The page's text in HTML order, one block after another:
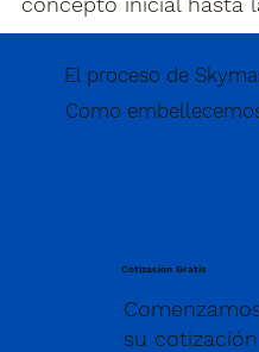
Como
El proceso de
Cotización Gratis
su